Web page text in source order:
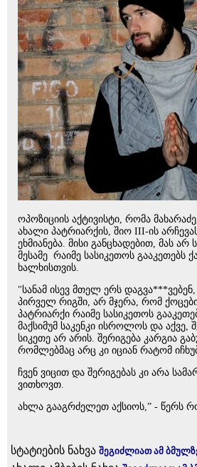
ოპოზიციის აქტივისტი, რომა
ახალი პატრიარქის, შიო III-ის
ეხმიანება. მისი განცხადებით, მას
მესამე რაიმე სასიკეთოს გააკეთებს
ხალხისთვის.
"სანამ ისევ მთელ ერს
პირველ რიგში, არ მჯერა, რომ
პატრიარქი რაიმე სასიკეთოს
მაქსიმუმ საკენკი ისროლოს და აქვე,
სიკეთე არ არის. შერიგება კარგია
რომლებმაც არც კი იციან რატომ
ჩვენ ვიცით და შერიგებას კი არა
ვითხოვთ.
ახლა გააგრძელეთ აქსიოს,” - წერს
სტატიების ნახვა შეგიძლიათ ამ